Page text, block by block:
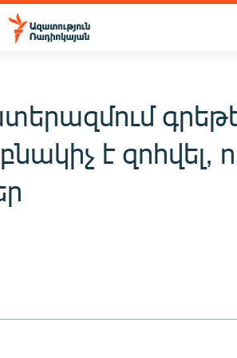
է զոհվել,